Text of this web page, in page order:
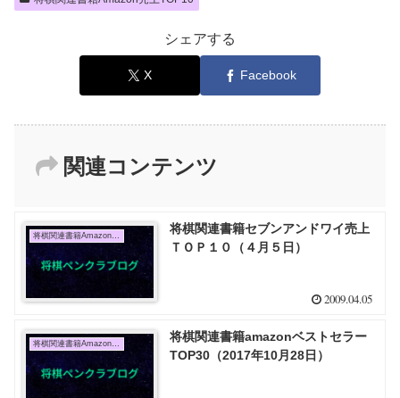
シェアする
X Facebook
関連コンテンツ
将棋関連書籍Amazon売上TOP10
将棋関連書籍セブンアンドワイ売上
ＴＯＰ１０（４月５日）
2009.04.05
将棋関連書籍Amazon売上TOP10
将棋関連書籍amazonベストセラー
TOP30（2017年10月28日）